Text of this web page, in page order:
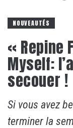
NOUVEAUTÉS
« Repine
Myself:
secouer !
Si vous avez
terminer la